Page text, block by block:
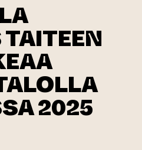
2025